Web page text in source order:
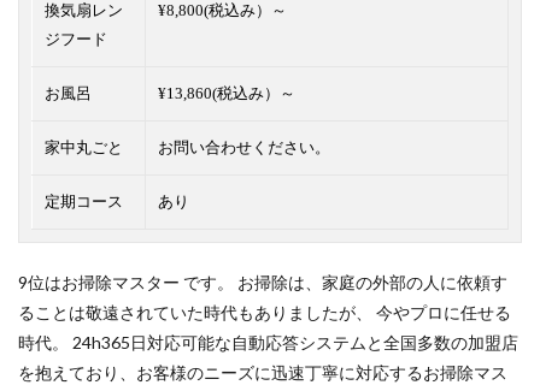
換気扇レン
ジフード
¥8,800(税込み）～
お風呂 ¥13,860(税込み）～
家中丸ごと お問い合わせください。
定期コース あり
9位はお掃除マスター です。 お掃除は、家庭の外部の人に依頼す
ることは敬遠されていた時代もありましたが、 今やプロに任せる
時代。 24h365日対応可能な自動応答システムと全国多数の加盟店
を抱えており、お客様のニーズに迅速丁寧に対応するお掃除マス